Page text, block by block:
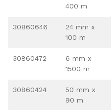
400 m
30860646
24 mm x
100 m
30860472
6 mm x
1500 m
30860424
50 mm x
90 m